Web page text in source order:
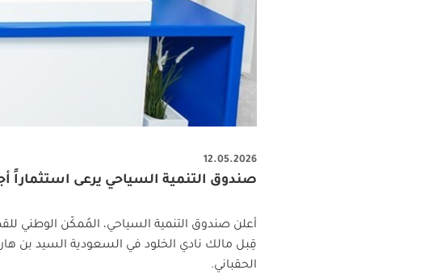
12.05.2026
صندوق التنمية السياحي يرعى استثماراً
أعلن صندوق التنمية السياحي، المُمكّن الوطني
قِبل مالك نادي الخلود في السعودية السيد بن
الحقباني.